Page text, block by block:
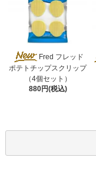
Fred フレッド
ポテトチップスクリップ
（4個セット）
880円(税込)